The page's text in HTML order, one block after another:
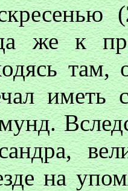
(
же к
там,
на